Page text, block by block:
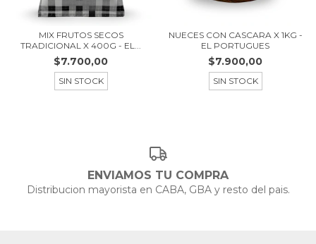
MIX FRUTOS SECOS
TRADICIONAL X 400G - EL...
$7.700,00
SIN STOCK
NUECES CON CASCARA X 1KG -
EL PORTUGUES
$7.900,00
SIN STOCK
ENVIAMOS TU COMPRA
Distribucion mayorista en CABA, GBA y resto del pais.